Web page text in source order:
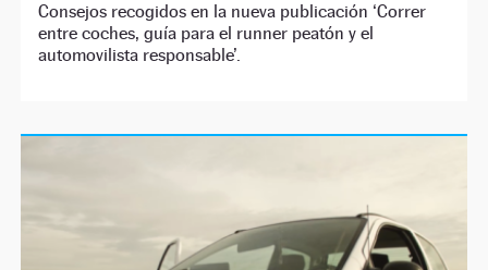
Consejos recogidos en la nueva publicación ‘Correr
entre coches, guía para el runner peatón y el
automovilista responsable’.